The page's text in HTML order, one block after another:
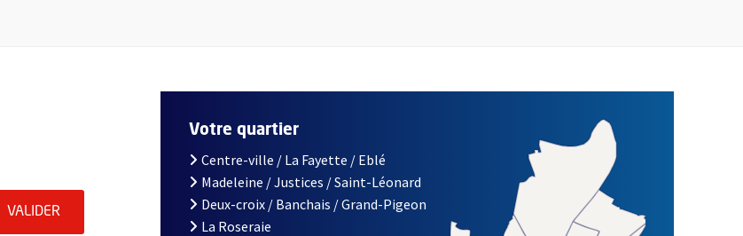
indiquez votre email (champ obligatoire)
VALIDER ENVOYER MA DEMANDE D'INSCRIPTION À LA LETTRE D'INFORMATION DE LA VILLE D'ANGERS
Votre quartier
Centre-ville / La Fayette / Eblé
Madeleine / Justices / Saint-Léonard
Deux-croix / Banchais / Grand-Pigeon
La Roseraie